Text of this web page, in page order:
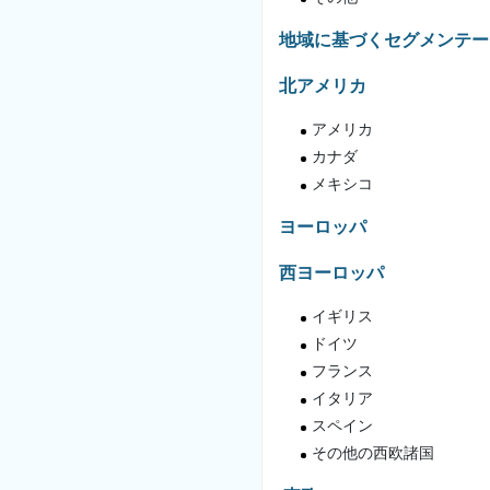
地域に基づくセグメンテ
北アメリカ
アメリカ
カナダ
メキシコ
ヨーロッパ
西ヨーロッパ
イギリス
ドイツ
フランス
イタリア
スペイン
その他の西欧諸国